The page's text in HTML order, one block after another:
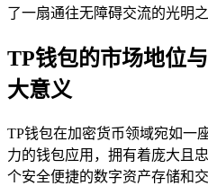
了一扇通往无障碍交流的光明之
TP钱包的市场地位
大意义
TP钱包在加密货币领域宛如一
力的钱包应用，拥有着庞大且
个安全便捷的数字资产存储和